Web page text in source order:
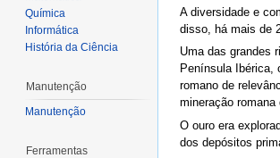
A diversidade e
disso, há mais de
Uma das grandes
Península Ibérica,
romano de
mineração romana
O ouro era
dos depósitos
Química
Informática
História da Ciência
Manutenção
Manutenção
Ferramentas